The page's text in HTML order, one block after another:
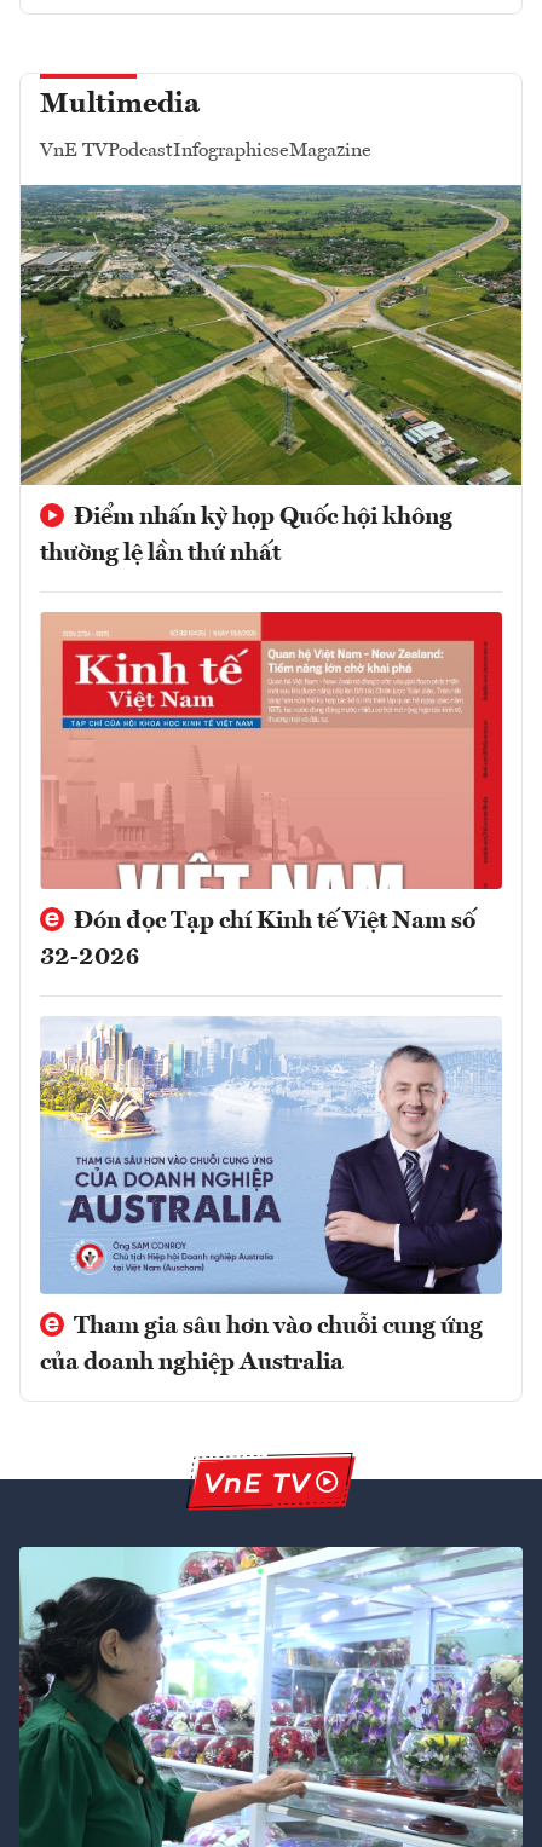
Multimedia
VnE TVPodcastInfographicseMagazine
Điểm nhấn kỳ họp Quốc hội không
thường lệ lần thứ nhất
Đón đọc Tạp chí Kinh tế Việt Nam số
32-2026
Tham gia sâu hơn vào chuỗi cung ứng
của doanh nghiệp Australia